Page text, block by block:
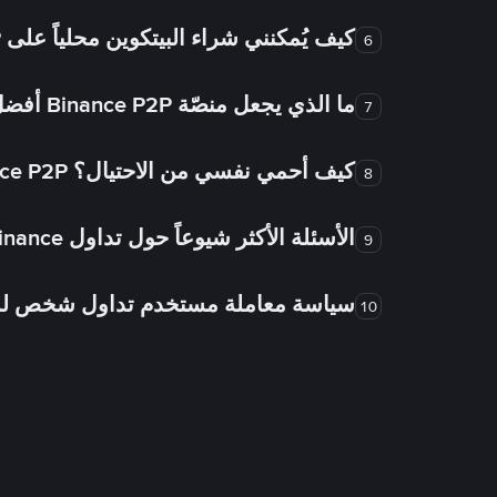
6 كيف يُمكنني شراء البيتكوين محلياً على Binance P2P؟
7 ما الذي يجعل منصّة Binance P2P أفضل من الأسواق الأخرى للتداول من شخص لشخص؟
8 كيف أحمي نفسي من الاحتيال؟ Binance P2P ضمان FTW!
9 الأسئلة الأكثر شيوعاً حول تداول Binance شخص لشخص
10 سياسة معاملة مستخدم تداول